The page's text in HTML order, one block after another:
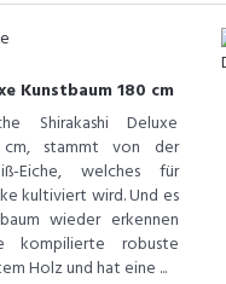
Kunstbaum 180 cm
Shirakashi Deluxe
cm, stammt von der
Eiche, welches für
kultiviert wird. Und es
wieder erkennen
kompilierte robuste
Holz und hat eine ...